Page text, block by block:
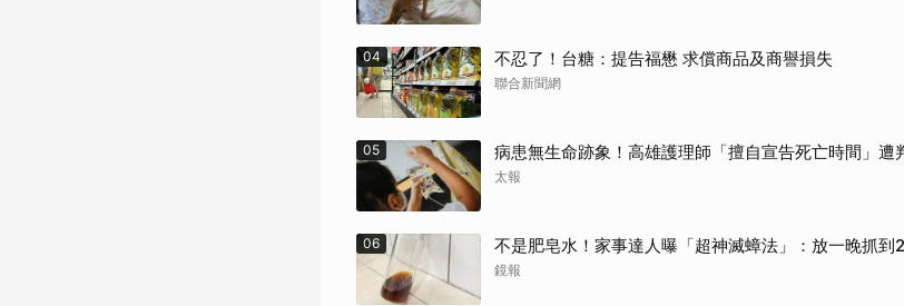
04 不忍了！台糖：提告福懋 求償商品及商譽損失
聯合新聞網
05 病患無生命跡象！高雄護理師「擅自宣告死亡時間」遭
太報
06 不是肥皂水！家事達人曝「超神滅蟑法」：放一晚抓到
鏡報